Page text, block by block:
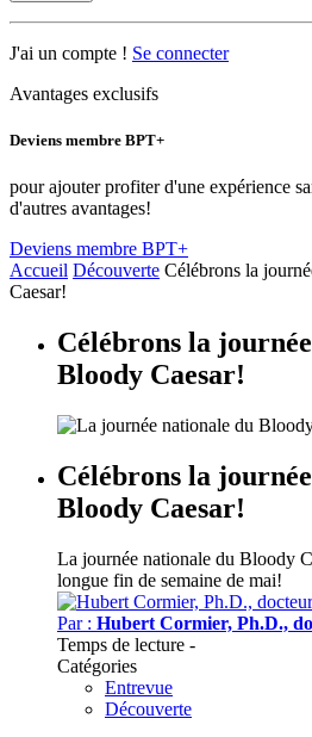
J'ai un compte ! Se connecter
Avantages exclusifs
Deviens membre BPT+
pour ajouter profiter d'une expérience
d'autres avantages!
Deviens membre BPT+
Accueil Découverte Célébrons la
Caesar!
Célébrons la
Bloody Caesar!
Célébrons la
Bloody Caesar!
La journée nationale du Bloody
longue fin de semaine de mai!
Par : Hubert Cormier, Ph.D.,
Temps de lecture -
Catégories
Entrevue
Découverte